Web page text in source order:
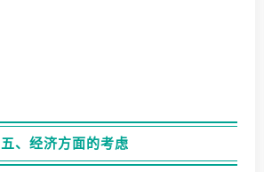
五、经济方面的考虑